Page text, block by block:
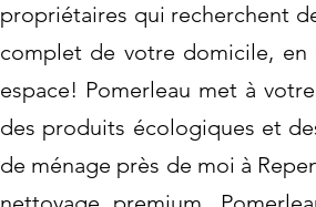
propriétaires qui recherchent
complet de votre domicile,
espace! Pomerleau met à
des produits écologiques et
de ménage près de moi à